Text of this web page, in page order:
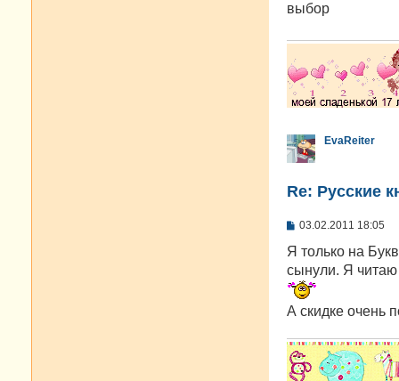
щ
н
е
выбор
EvaReiter
Re: Русские
С
о
щ
е
н
и
03.02.2011 18:05
Я только на
сынули. Я читаю
А скидке очень